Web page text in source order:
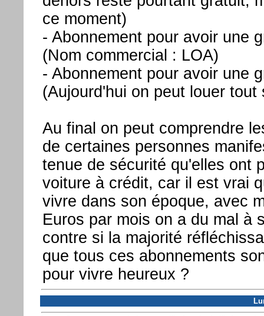
ce moment)
- Abonnement pour avoir une
(Nom commercial : LOA)
- Abonnement pour avoir une
(Aujourd'hui on peut louer tout
Au final on peut comprendre
de certaines personnes
tenue de sécurité qu'elles ont
voiture à crédit, car il est vrai
vivre dans son époque, avec
Euros par mois on a du mal à
contre si la majorité
que tous ces abonnements
pour vivre heureux ?